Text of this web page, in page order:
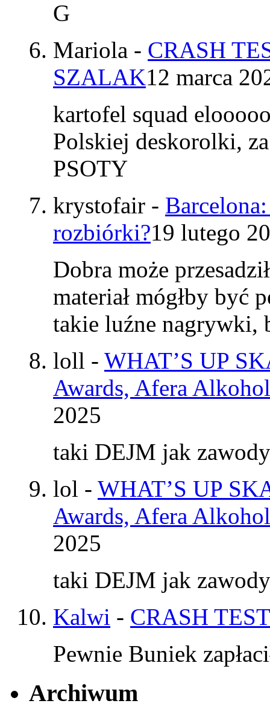
G
Mariola - CRASH
SZALAK12 marca
kartofel squad
Polskiej deskorolki,
PSOTY
krystofair -
rozbiórki?19 lutego
Dobra może
materiał mógłby być
takie luźne nagrywki,
loll - WHAT’S UP
Awards, Afera
2025
taki DEJM jak
lol - WHAT’S UP
Awards, Afera
2025
taki DEJM jak
Kalwi - CRASH
Pewnie Buniek
Archiwum